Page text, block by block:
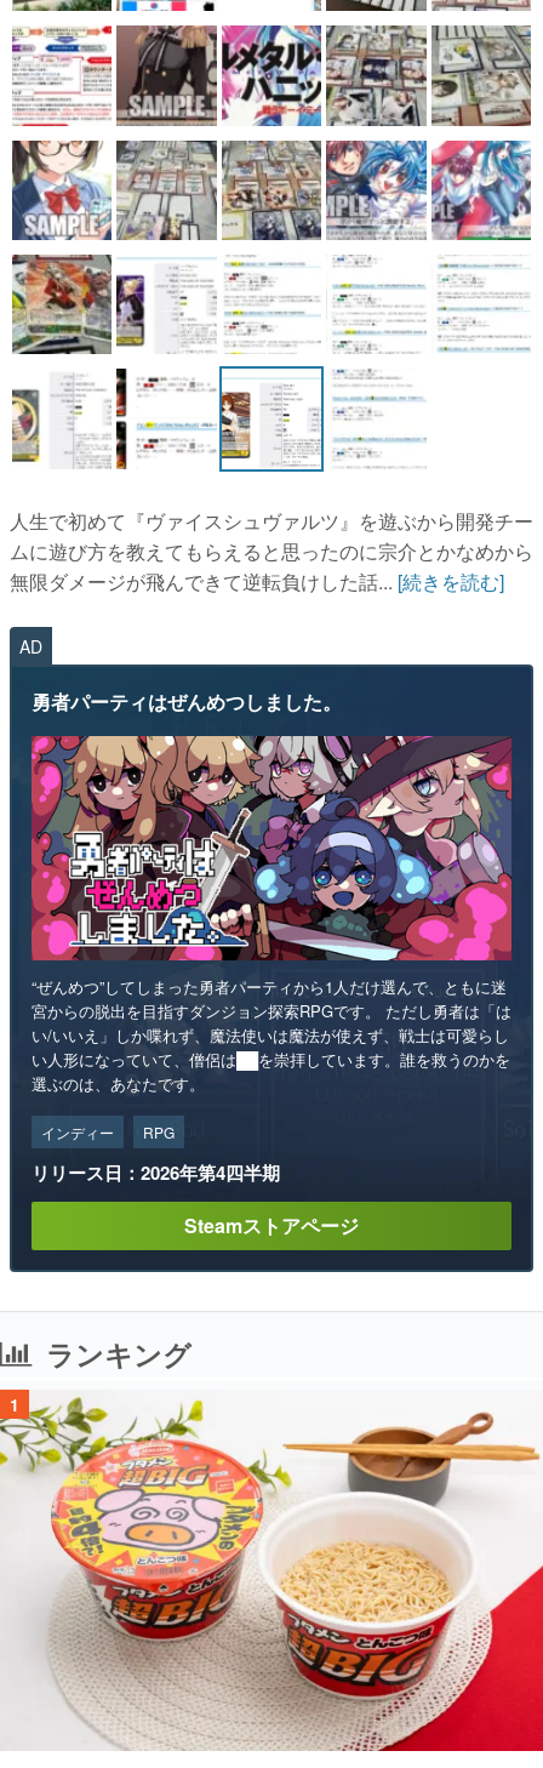
人生で初めて『ヴァイスシュヴァルツ』を遊ぶから開発チー
ムに遊び方を教えてもらえると思ったのに宗介とかなめから
無限ダメージが飛んできて逆転負けした話... [続きを読む]
AD
勇者パーティはぜんめつしました。
“ぜんめつ”してしまった勇者パーティから1人だけ選んで、ともに迷
宮からの脱出を目指すダンジョン探索RPGです。 ただし勇者は「は
い/いいえ」しか喋れず、魔法使いは魔法が使えず、戦士は可愛らし
い人形になっていて、僧侶は██を崇拝しています。誰を救うのかを
選ぶのは、あなたです。
インディー RPG
リリース日：2026年第4四半期
Steamストアページ
ランキング
1